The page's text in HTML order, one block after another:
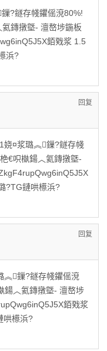
?鐩存帴鑺傜渷80%!
鏄撴墍- 澶嶅埗鍦板
銆戣浆 1.5
浜?
回复
娆¤浆璐︽鏁?鐩存帴
€呮槸鍚︿氦鏄撴墍-
?TG鏈哄櫒浜?
回复
︽鏁?鐩存帴鑺傜渷
鍚︿氦鏄撴墍- 澶嶅埗
銆戣浆
哄櫒浜?